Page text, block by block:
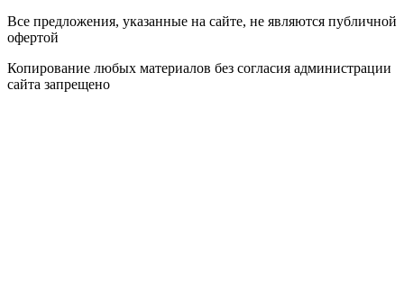
Все предложения, указанные на сайте, не являются публичной
офертой
Копирование любых материалов без согласия администрации
сайта запрещено